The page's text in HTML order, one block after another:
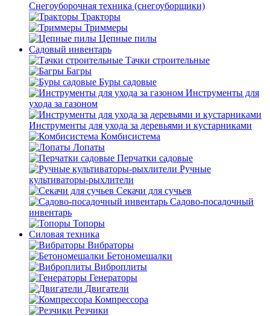
Снегоуборочная техника (снегоуборщики)
Тракторы
Триммеры
Цепные пилы
Садовый инвентарь
Тачки строительные
Багры
Буры садовые
Инструменты для
ухода за газоном
Инструменты для ухода за деревьями и кустарниками
Комбисистема
Лопаты
Перчатки садовые
Ручные
культиваторы-рыхлители
Секачи для сучьев
Садово-посадочный
инвентарь
Топоры
Силовая техника
Вибраторы
Бетономешалки
Виброплиты
Генераторы
Двигатели
Компрессора
Резчики